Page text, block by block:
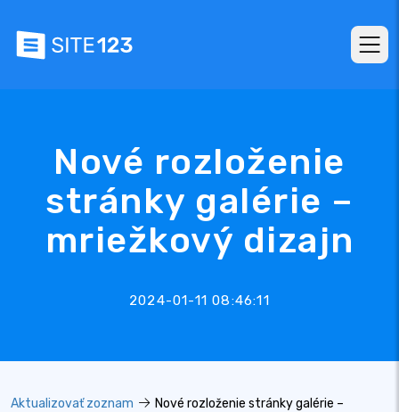
Nové rozloženie
stránky galérie –
mriežkový dizajn
2024-01-11 08:46:11
Aktualizovať zoznam
Nové rozloženie stránky galérie –